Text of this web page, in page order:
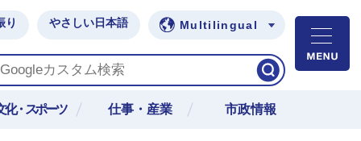
り やさしい日本語 Multilingual
化・スポーツ 仕事・産業 市政情報